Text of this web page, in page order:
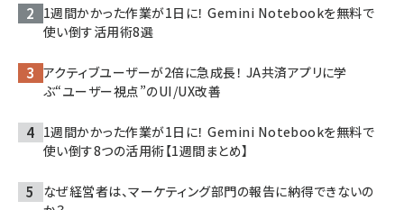
1週間かかった作業が1日に！ Gemini Notebookを無料で
使い倒す活用術8選
アクティブユーザーが2倍に急成長！ JA共済アプリに学
ぶ“ユーザー視点”のUI/UX改善
1週間かかった作業が1日に！ Gemini Notebookを無料で
使い倒す8つの活用術【1週間まとめ】
なぜ経営者は、マーケティング部門の報告に納得できないの